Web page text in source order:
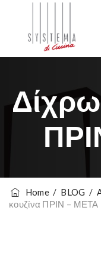
Home/ BLOG /
κουζίνα ΠΡΙΝ – ΜΕΤΑ